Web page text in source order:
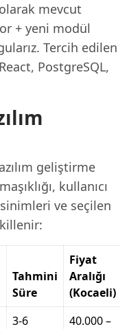
mevcut
+ yeni modül
Tercih edilen
PostgreSQL,
geliştirme
kullanıcı
ve seçilen
Tahmini
Süre
Fiyat
Aralığı
(Kocaeli)
3-6
40.000 –